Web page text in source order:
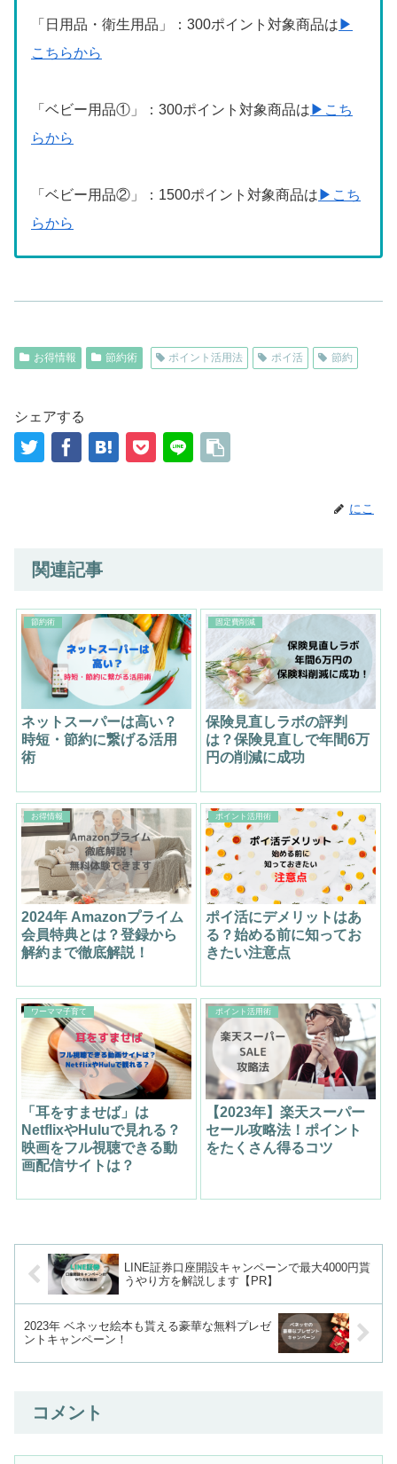
「日用品・衛生用品」：300ポイント対象商品は ▶
こちらから
「ベビー用品①」：300ポイント対象商品は ▶こち
らから
「ベビー用品②」：1500ポイント対象商品は ▶こち
らから
お得情報 節約術 ポイント活用法 ポイ活 節約
シェアする
にこ
関連記事
節約術
ネットスーパーは高い？
時短・節約に繋げる活用
術
固定費削減
保険見直しラボの評判
は？保険見直しで年間6万
円の削減に成功
お得情報
2024年 Amazonプライム
会員特典とは？登録から
解約まで徹底解説！
ポイント活用術
ポイ活にデメリットはあ
る？始める前に知ってお
きたい注意点
ワーママ子育て
「耳をすませば」は
NetflixやHuluで見れる？
映画をフル視聴できる動
画配信サイトは？
ポイント活用術
【2023年】楽天スーパー
セール攻略法！ポイント
をたくさん得るコツ
LINE証券口座開設キャンペーンで最大4000円貰
うやり方を解説します【PR】
2023年 ベネッセ絵本も貰える豪華な無料プレゼ
ントキャンペーン！
コメント